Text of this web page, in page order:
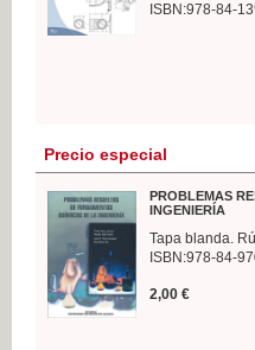
ISBN:978-84-
Precio especial
PROBLEMAS
INGENIERÍA
Tapa blanda.
ISBN:978-84-
2,00 €